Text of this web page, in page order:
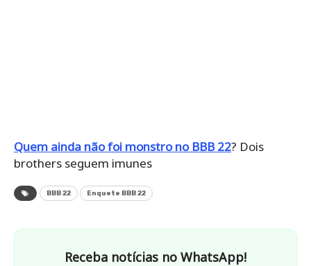
Quem ainda não foi monstro no BBB 22? Dois
brothers seguem imunes
BBB 22 Enquete BBB 22
Receba notícias no WhatsApp!